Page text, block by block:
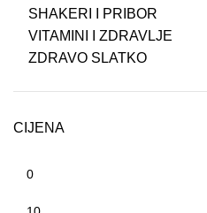
SHAKERI I PRIBOR
VITAMINI I ZDRAVLJE
ZDRAVO SLATKO
CIJENA